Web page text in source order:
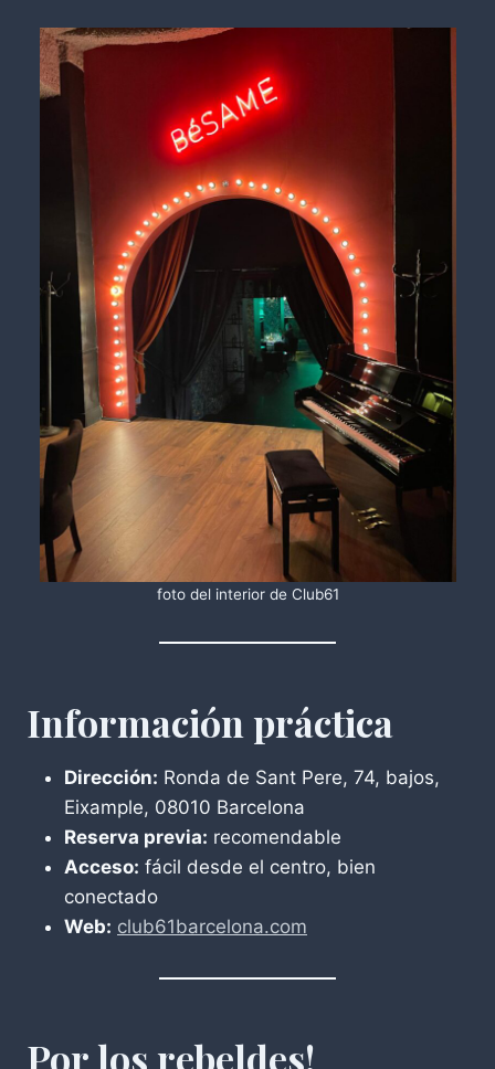
foto del interior de Club61
Información práctica
Dirección: Ronda de Sant Pere, 74, bajos,
Eixample, 08010 Barcelona
Reserva previa: recomendable
Acceso: fácil desde el centro, bien
conectado
Web: club61barcelona.com
Por los rebeldes!